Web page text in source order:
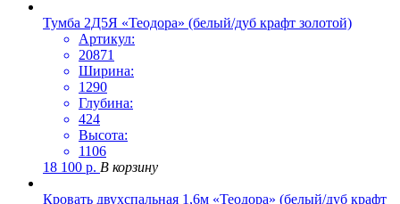
Тумба 2Д5Я «Теодора» (белый/дуб крафт золотой)
Артикул:
20871
Ширина:
1290
Глубина:
424
Высота:
1106
18 100 р. В корзину
Кровать двухспальная 1,6м «Теодора» (белый/дуб крафт